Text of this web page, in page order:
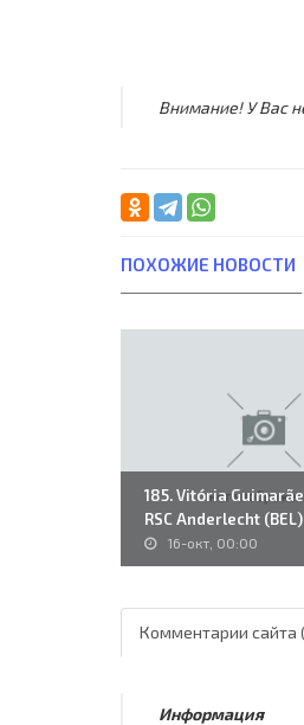
Внимание! У Вас
ПОХОЖИЕ НОВОСТИ
185. Vitória
RSC Anderlecht (BEL)
16-окт, 00:00
Комментарии сайта
Информация